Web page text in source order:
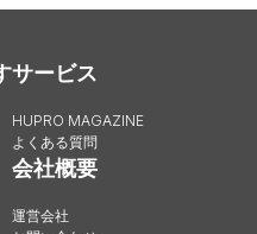
サービス
HUPRO MAGAZINE
よくある質問
会社概要
運営会社